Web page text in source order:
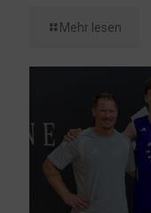
Mehr lesen